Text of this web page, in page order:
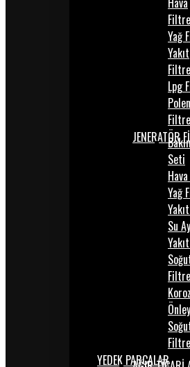
Yağ
Yakıt
Lpg
Polen
JENERATÖR
Seti
Yağ
Su
YEDEK PARÇALAR